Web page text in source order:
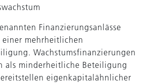
Finanzierungsanlässe
mehrheitlichen
Wachstumsfinanzierungen
als minderheitliche Beteiligung
eigenkapitalähnlicher